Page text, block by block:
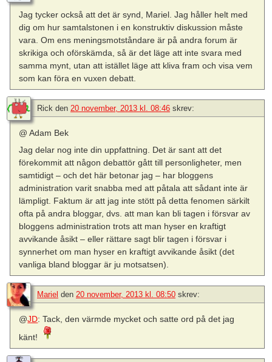
Jag tycker också att det är synd, Mariel. Jag håller helt med
dig om hur samtalstonen i en konstruktiv diskussion måste
vara. Om ens meningsmotståndare är på andra forum är
skrikiga och oförskämda, så är det läge att inte svara med
samma mynt, utan att istället läge att kliva fram och visa vem
som kan föra en vuxen debatt.
Rick den 20 november, 2013 kl. 08:46 skrev:
@ Adam Bek
Jag delar nog inte din uppfattning. Det är sant att det
förekommit att någon debattör gått till personligheter, men
samtidigt – och det här betonar jag – har bloggens
administration varit snabba med att påtala att sådant inte är
lämpligt. Faktum är att jag inte stött på detta fenomen särkilt
ofta på andra bloggar, dvs. att man kan bli tagen i försvar av
bloggens administration trots att man hyser en kraftigt
avvikande åsikt – eller rättare sagt blir tagen i försvar i
synnerhet om man hyser en kraftigt avvikande åsikt (det
vanliga bland bloggar är ju motsatsen).
Mariel den 20 november, 2013 kl. 08:50 skrev:
@JD: Tack, den värmde mycket och satte ord på det jag
känt!